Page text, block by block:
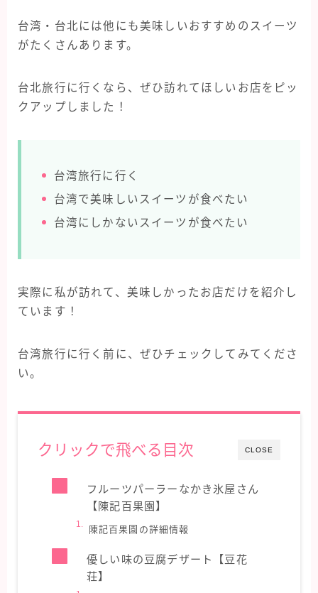
シンガポール旅行
スペイン旅行
ラスベガス旅行
台湾旅行
台湾・台北には他にも美味しいおすすめのスイーツ
がたくさんあります。
台北旅行に行くなら、ぜひ訪れてほしいお店をピッ
クアップしました！
台湾旅行に行く
台湾で美味しいスイーツが食べたい
台湾にしかないスイーツが食べたい
実際に私が訪れて、美味しかったお店だけを紹介し
ています！
台湾旅行に行く前に、ぜひチェックしてみてくださ
い。
CLOSE
クリックで飛べる目次
フルーツパーラーなかき氷屋さん
【陳記百果園】
陳記百果園の詳細情報
優しい味の豆腐デザート【豆花
荘】